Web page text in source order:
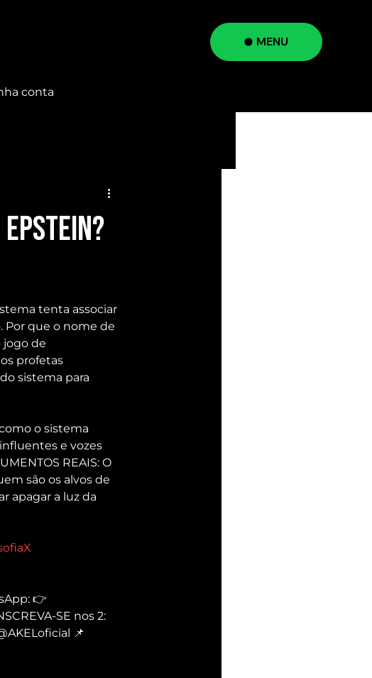
MENU
conta
tenta associar
Por que o nome de
jogo de
profetas
sistema para
o sistema
influentes e vozes
REAIS: O
são os alvos de
apagar a luz da
👉
SE nos 2:
📌